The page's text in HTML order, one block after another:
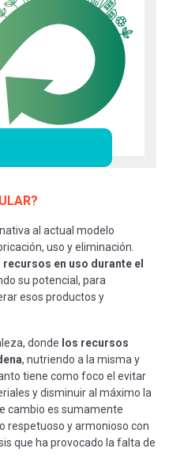
al actual modelo
uso y eliminación.
en uso durante el
su potencial, para
esos productos y
donde los recursos
, nutriendo a la misma y
tiene como foco el evitar
y disminuir al máximo la
cambio es sumamente
respetuoso y armonioso con
que ha provocado la falta de